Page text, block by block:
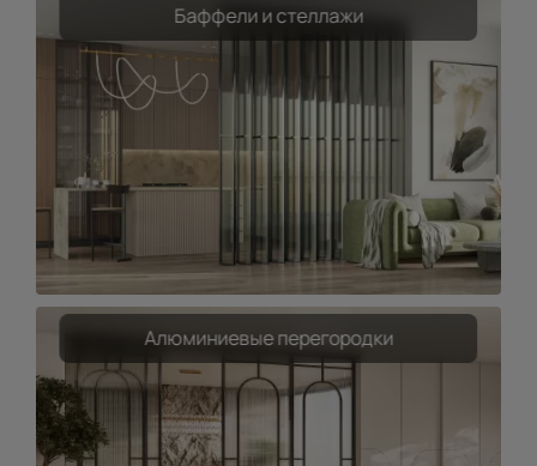
Баффели и стеллажи
Алюминиевые перегородки